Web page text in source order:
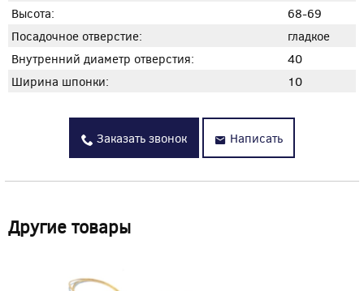
Высота:
68-69
Посадочное отверстие:
гладкое
Внутренний диаметр отверстия:
40
Ширина шпонки:
10
Заказать звонок Написать
Другие товары